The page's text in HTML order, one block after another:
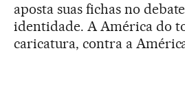
aposta suas fichas no
identidade. A América do
caricatura, contra a